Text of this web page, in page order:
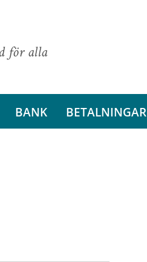
för alla
BANK BETALNINGAR